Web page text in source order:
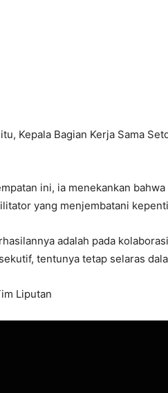
Kepala Bagian Kerja Sama
ini, ia menekankan
yang menjembatani
adalah pada
tentunya tetap selaras
Liputan